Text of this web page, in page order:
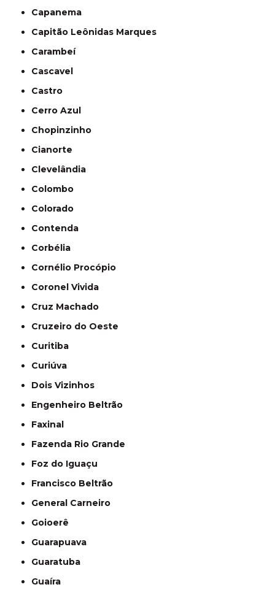
Capanema
Capitão Leônidas Marques
Carambeí
Cascavel
Castro
Cerro Azul
Chopinzinho
Cianorte
Clevelândia
Colombo
Colorado
Contenda
Corbélia
Cornélio Procópio
Coronel Vivida
Cruz Machado
Cruzeiro do Oeste
Curitiba
Curiúva
Dois Vizinhos
Engenheiro Beltrão
Faxinal
Fazenda Rio Grande
Foz do Iguaçu
Francisco Beltrão
General Carneiro
Goioerê
Guarapuava
Guaratuba
Guaíra